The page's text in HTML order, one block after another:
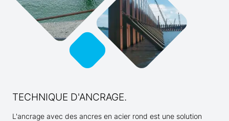
TECHNIQUE D'ANCRAGE.
L'ancrage avec des ancres en acier rond est une solution